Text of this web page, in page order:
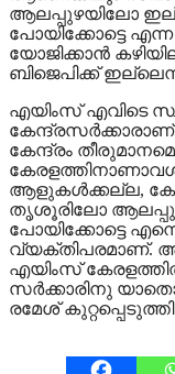
ആലപ്പുഴയിലോ
പോയിക്കോട്ടെ
യോജിക്കാന്‍
ബിജെപിക്ക്
എയിംസ് എവിടെ
കേന്ദ്രം
ആളുകള്‍ക്കല്ല,
തൃശൂരിലോ
പോയിക്കോട്ടെ
വ്യക്തിപരമാണ്.
എയിംസ്
സര്‍ക്കാരിനു
രമേശ്